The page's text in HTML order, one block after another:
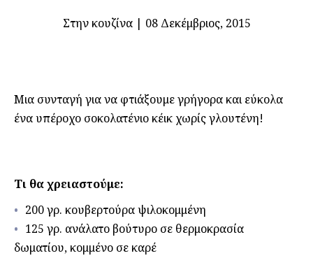
Στην κουζίνα| 08 Δεκέμβριος, 2015
Μια συνταγή για να φτιάξουμε γρήγορα και εύκολα
ένα υπέροχο σοκολατένιο κέικ χωρίς γλουτένη!
Τι θα χρειαστούμε:
200 γρ. κουβερτούρα ψιλοκομμένη
125 γρ. ανάλατο βούτυρο σε θερμοκρασία
δωματίου, κομμένο σε καρέ